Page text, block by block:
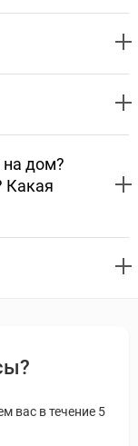
на дом?
Какая
вас в течение 5